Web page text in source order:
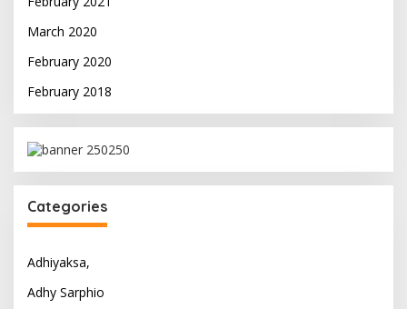
March 2020
February 2020
February 2018
Categories
Adhiyaksa,
Adhy Sarphio